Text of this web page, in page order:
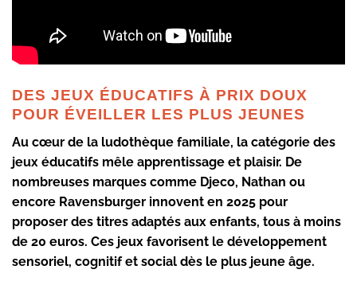
DES JEUX ÉDUCATIFS À PRIX DOUX
POUR ÉVEILLER LES PLUS JEUNES
Au cœur de la ludothèque familiale, la catégorie des
jeux éducatifs mêle apprentissage et plaisir. De
nombreuses marques comme Djeco, Nathan ou
encore Ravensburger innovent en 2025 pour
proposer des titres adaptés aux enfants, tous à moins
de 20 euros. Ces jeux favorisent le développement
sensoriel, cognitif et social dès le plus jeune âge.